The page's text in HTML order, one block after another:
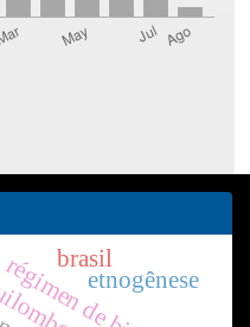
etnogênese
brasil